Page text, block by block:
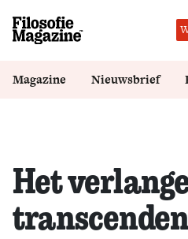
Magazine Nieuwsbrief
Het